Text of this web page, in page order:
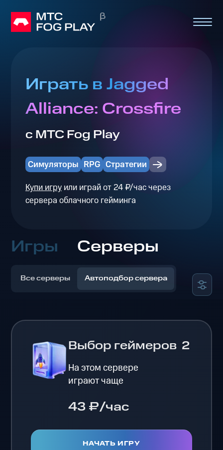
Играть в Jagged
Alliance: Crossfire
с МТС Fog Play
Симуляторы RPG Стратегии
Купи игруили играй от 24 ₽/час через
сервера облачного гейминга
Игры Серверы
Все серверы Автоподбор сервера
Выбор геймеров 2
На этом сервере
играют чаще
43 ₽/час
НАЧАТЬ ИГРУ